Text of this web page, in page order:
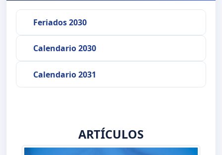
Feriados 2030
Calendario 2030
Calendario 2031
ARTÍCULOS